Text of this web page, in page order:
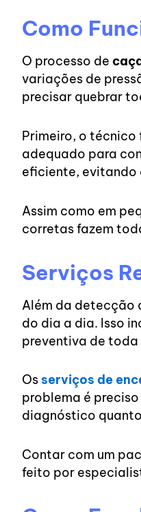
Como
O processo de
variações de
precisar quebrar
Primeiro, o técnico
adequado para
eficiente, evitando
Assim como em
corretas fazem
Serviços
Além da detecção
do dia a dia. Isso
preventiva de
Os serviços de
problema é
diagnóstico
Contar com um
feito por